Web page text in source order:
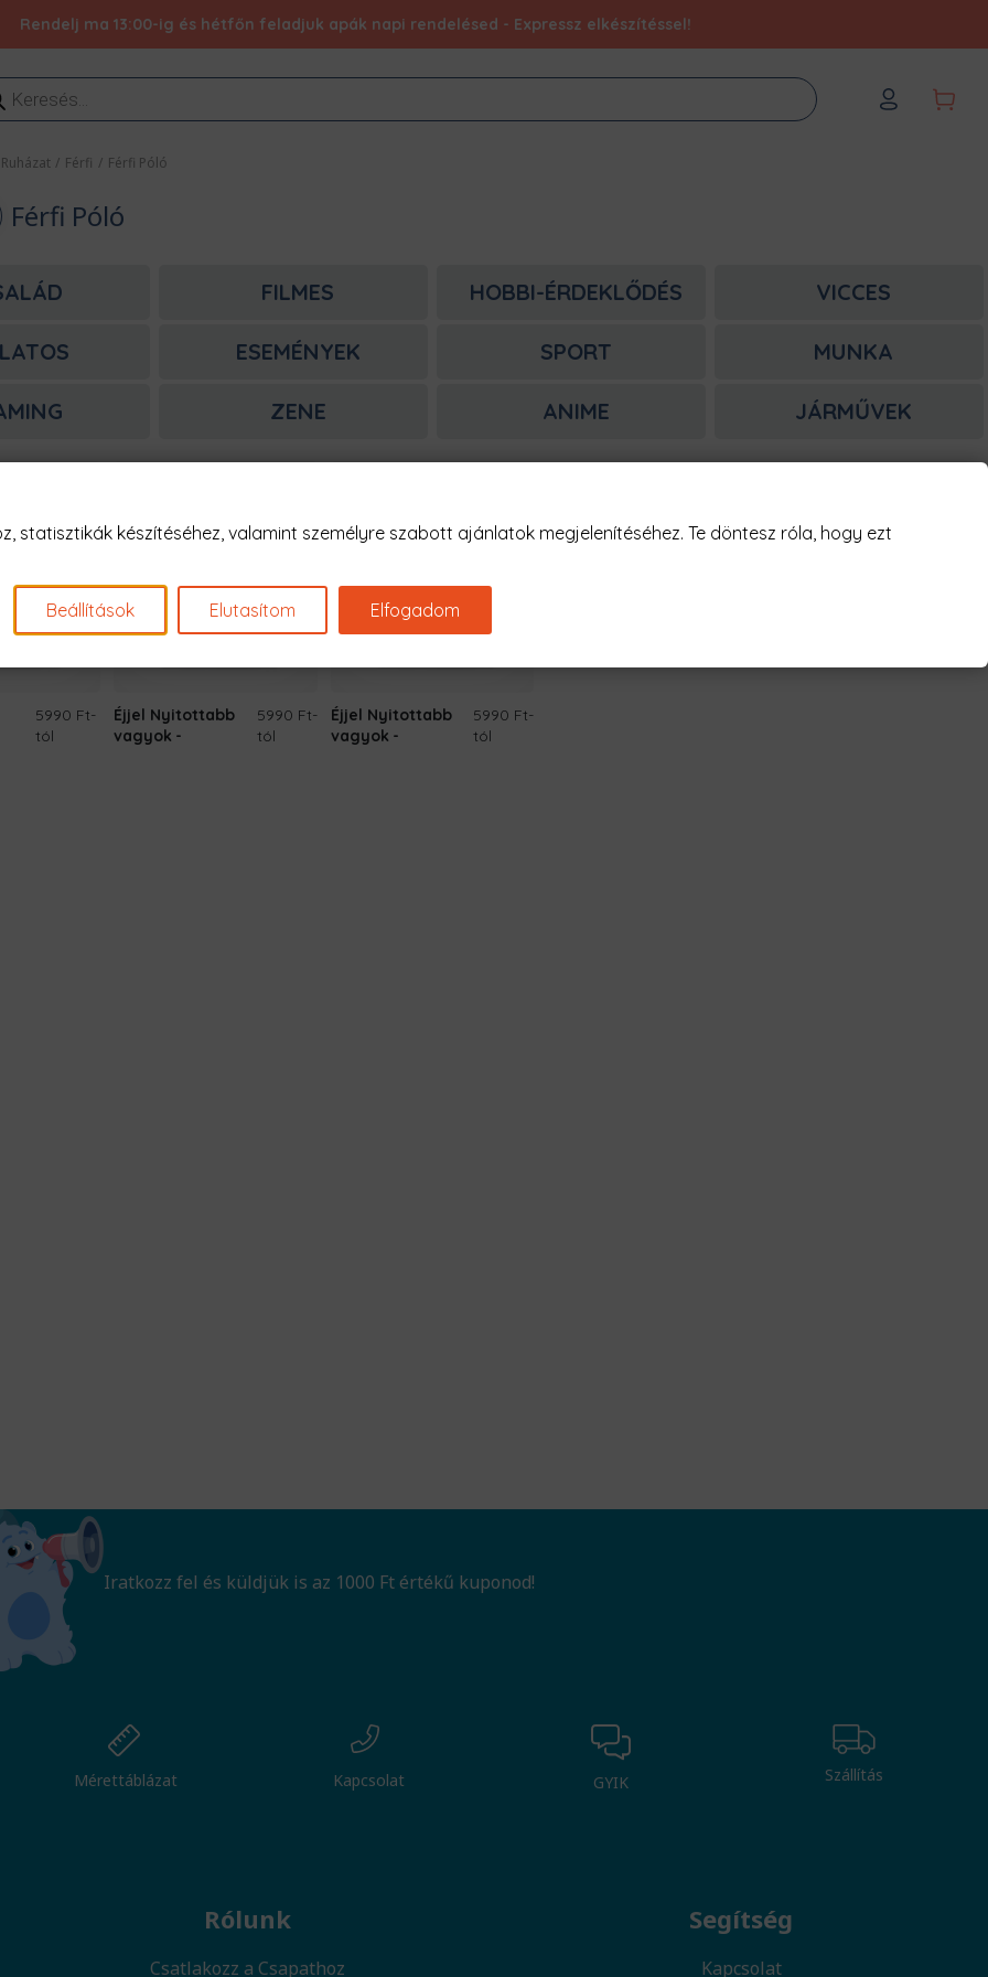
Rendelj ma 13:00-ig és hétfőn feladjuk apák napi rendelésed - Expressz elkészítéssel!
Ruházat / Férfi / Férfi Póló
Férfi Póló
FILMES HOBBI-ÉRDEKLŐDÉS VICCES
ESEMÉNYEK SPORT MUNKA
ZENE ANIME JÁRMŰVEK
5990 Ft-
tól
Éjjel Nyitottabb
vagyok
5990 Ft-
tól
Éjjel Nyitottabb
vagyok
5990 Ft-
tól
Iratkozz fel és küldjük is az 1000 Ft értékű kuponod!
Mérettáblázat Kapcsolat GYIK Szállítás
Rólunk
Csatlakozz a Csapathoz
Segítség
Kapcsolat
statisztikák készítéséhez, valamint személyre szabott ajánlatok megjelenítéséhez. Te döntesz róla, hogy ezt
Beállítások Elutasítom Elfogadom